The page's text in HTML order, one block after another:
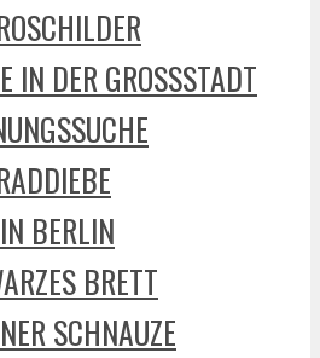
IN DER GROSSSTADT
BERLIN
BRETT
SCHNAUZE